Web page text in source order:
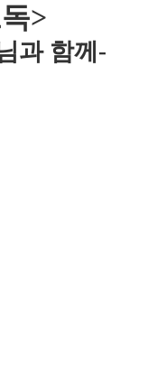
>
과 함께-